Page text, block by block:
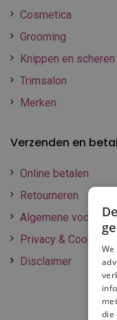
Cosmetica
Grooming
Knippen en scheren
Trimsalon
Merken
Verzenden en
Online betalen
Retourneren
Algemene
Privacy & Cookie
Disclaimer
die